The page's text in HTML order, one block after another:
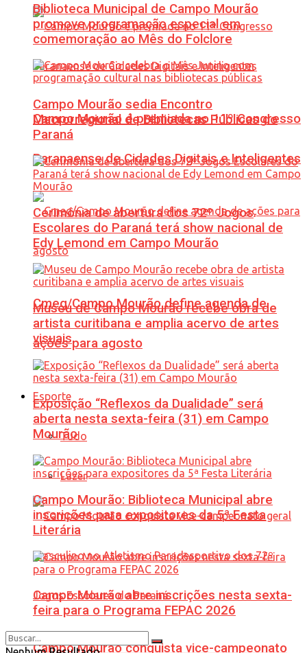
Campo Mourão é premiada no 11º Congresso
Paranaense de Cidades Digitais e Inteligentes
Cmeg/Campo Mourão define agenda de
ações para agosto
Esporte
Tudo
Lazer
Campo Mourão conquista vice-campeonato
Biblioteca Municipal de Campo Mourão
promove programação especial em
comemoração ao Mês do Folclore
Campo Mourão sedia Encontro
Macrorregional de Bibliotecas Públicas do
Paraná
Cerimônia de abertura dos 72º Jogos
Escolares do Paraná terá show nacional de
Edy Lemond em Campo Mourão
Museu de Campo Mourão recebe obra de
artista curitibana e amplia acervo de artes
visuais
Exposição “Reflexos da Dualidade” será
aberta nesta sexta-feira (31) em Campo
Mourão
Campo Mourão: Biblioteca Municipal abre
inscrições para expositores da 5ª Festa
Literária
Campo Mourão abre inscrições nesta sexta-
feira para o Programa FEPAC 2026